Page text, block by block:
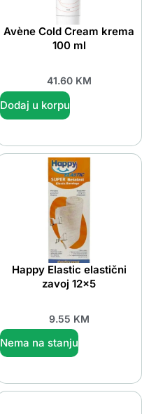
Avène Cold Cream krema
100 ml
41.60 KM
Dodaj u korpu
Happy Elastic elastični
zavoj 12×5
9.55 KM
Nema na stanju